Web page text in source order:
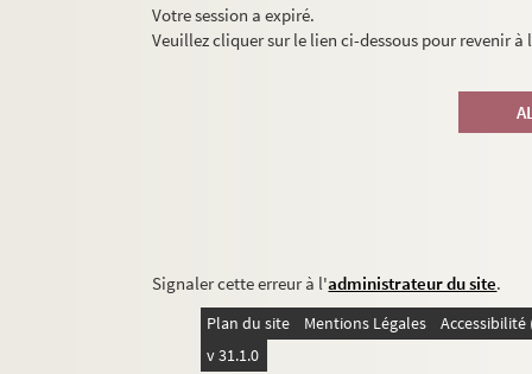
Votre session a expiré.
Veuillez cliquer sur le lien ci-dessous pour revenir
Signaler cette erreur à l'administrateur du site.
Plan du site Mentions Légales
v 31.1.0